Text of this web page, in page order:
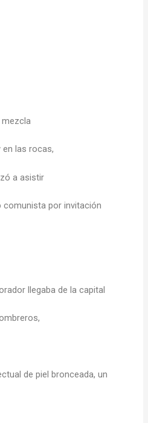
mezcla
en las rocas,
a asistir
comunista por invitación
llegaba de la capital
de piel bronceada, un